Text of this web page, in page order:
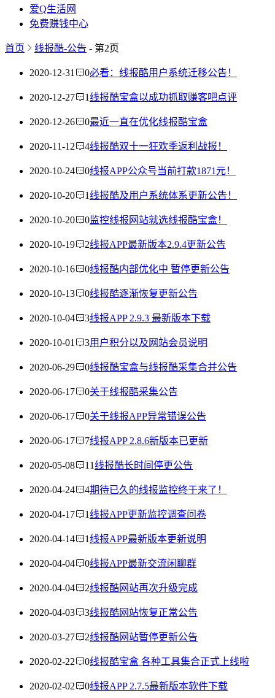
爱Q生活网
免费赚钱中心
首页 线报酷-公告 - 第2页
2020-12-31 0必看：线报酷用户系统迁移公告！
2020-12-27 1线报酷宝盒以成功抓取赚客吧点评
2020-12-26 0最近一直在优化线报酷宝盒
2020-11-12 4线报酷双十一狂欢季返利战报！
2020-10-24 0线报APP公众号当前打款1871元！
2020-10-20 1线报酷及用户系统体系更新公告！
2020-10-20 0监控线报网站就选线报酷宝盒！
2020-10-19 2线报APP最新版本2.9.4更新公告
2020-10-16 0线报酷内部优化中 暂停更新公告
2020-10-13 0线报酷逐渐恢复更新公告
2020-10-04 3线报APP 2.9.3 最新版本下载
2020-10-01 3用户积分以及网站会员说明
2020-06-29 0线报酷宝盒与线报酷采集合并公告
2020-06-17 0关于线报酷采集公告
2020-06-17 0关于线报APP异常错误公告
2020-06-17 7线报APP 2.8.6新版本已更新
2020-05-08 11线报酷长时间停更公告
2020-04-24 4期待已久的线报监控终于来了！
2020-04-17 1线报APP更新监控调查问卷
2020-04-14 1线报APP最新版本更新说明
2020-04-04 0线报APP最新交流闲聊群
2020-04-04 2线报酷网站再次升级完成
2020-04-03 3线报酷网站恢复正常公告
2020-03-27 2线报酷网站暂停更新公告
2020-02-22 0线报酷宝盒 各种工具集合正式上线啦
2020-02-02 0线报APP 2.7.5最新版本软件下载